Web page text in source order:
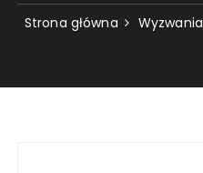
Strona główna Wyzwania